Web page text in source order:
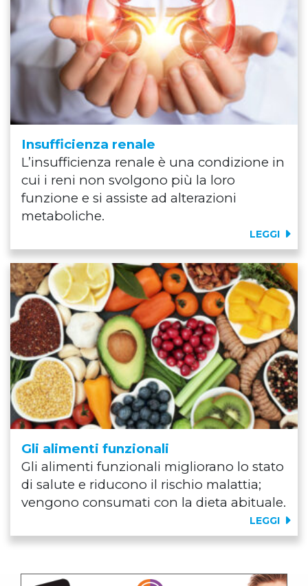
Insufficienza renale
L’insufficienza renale è una condizione in
cui i reni non svolgono più la loro
funzione e si assiste ad alterazioni
metaboliche.
LEGGI
Gli alimenti funzionali
Gli alimenti funzionali migliorano lo stato
di salute e riducono il rischio malattia;
vengono consumati con la dieta abituale.
LEGGI